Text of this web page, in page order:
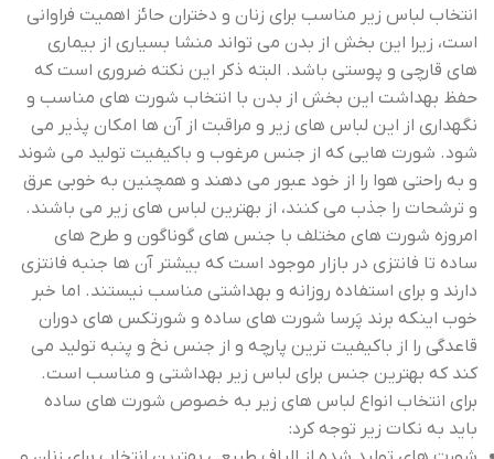
انتخاب لباس زیر مناسب برای زنان و دختران حائز اهمیت فراوانی
است، زیرا این بخش از بدن می تواند منشا بسیاری از بیماری
های قارچی و پوستی باشد. البته ذکر این نکته ضروری است که
حفظ بهداشت این بخش از بدن با انتخاب شورت های مناسب و
نگهداری از این لباس های زیر و مراقبت از آن ها امکان پذیر می
شود. شورت هایی که از جنس مرغوب و باکیفیت تولید می شوند
و به راحتی هوا را از خود عبور می دهند و همچنین به خوبی عرق
و ترشحات را جذب می کنند، از بهترین لباس های زیر می باشند.
امروزه شورت های مختلف با جنس های گوناگون و طرح های
ساده تا فانتزی در بازار موجود است که بیشتر آن ها جنبه فانتزی
دارند و برای استفاده روزانه و بهداشتی مناسب نیستند. اما خبر
خوب اینکه برند پَرسا شورت های ساده و شورتکس های دوران
قاعدگی را از باکیفیت ترین پارچه و از جنس نخ و پنبه تولید می
کند که بهترین جنس برای لباس زیر بهداشتی و مناسب است.
برای انتخاب انواع لباس های زیر به خصوص شورت های ساده
باید به نکات زیر توجه کرد: